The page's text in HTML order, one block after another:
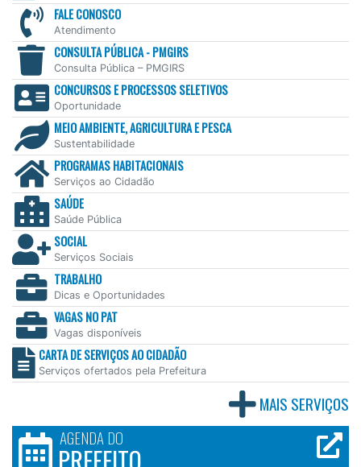
FALE CONOSCO
Atendimento
CONSULTA PÚBLICA - PMGIRS
Consulta Pública – PMGIRS
CONCURSOS E PROCESSOS SELETIVOS
Oportunidade
MEIO AMBIENTE, AGRICULTURA E PESCA
Sustentabilidade
PROGRAMAS HABITACIONAIS
Serviços ao Cidadão
SAÚDE
Saúde Pública
SOCIAL
Serviços Sociais
TRABALHO
Dicas e Oportunidades
VAGAS NO PAT
Vagas disponíveis
CARTA DE SERVIÇOS AO CIDADÃO
Serviços ofertados pela Prefeitura
MAIS SERVIÇOS
AGENDA DO